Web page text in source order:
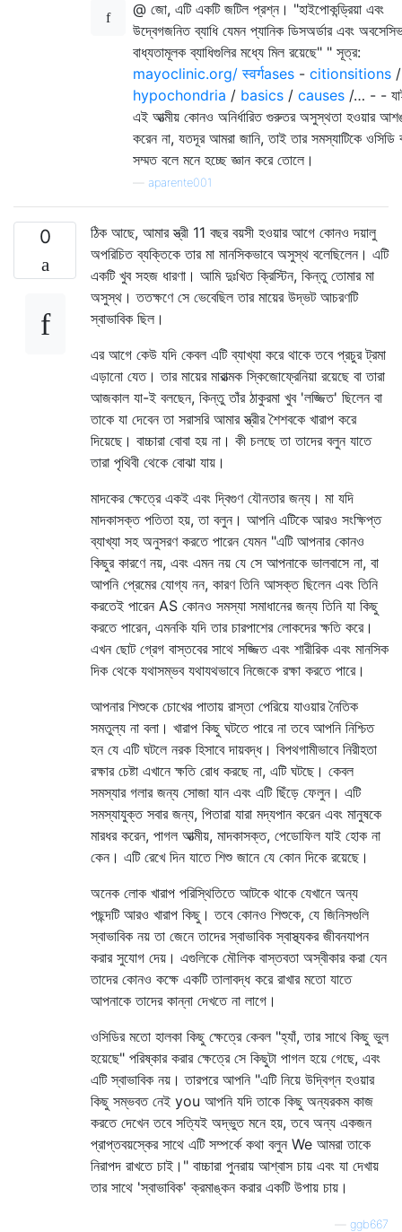
@ জো, এটি একটি জটিল প্রশ্ন। "হাইপোকন্ড্রিয়া এবং
উদ্বেগজনিত ব্যাধি যেমন প্যানিক ডিসঅর্ডার এবং
বাধ্যতামূলক ব্যাধিগুলির মধ্যে মিল রয়েছে" " সূত্র:
mayoclinic.org/ स्वर्गases - citionsitions /
hypochondria / basics / causes /… - -
এই আত্মীয় কোনও অনির্ধারিত গুরুতর অসুস্থতা হওয়ার
করেন না, যতদূর আমরা জানি, তাই তার সমস্যাটিকে ওসিডি
সম্মত বলে মনে হচ্ছে জ্ঞান করে তোলে।
aparente001
0
ঠিক আছে, আমার স্ত্রী 11 বছর বয়সী হওয়ার আগে কোনও দয়ালু
অপরিচিত ব্যক্তিকে তার মা মানসিকভাবে অসুস্থ বলেছিলেন। এটি
একটি খুব সহজ ধারণা। আমি দুঃখিত ক্রিস্টিন, কিন্তু তোমার মা
অসুস্থ। ততক্ষণে সে ভেবেছিল তার মায়ের উদ্ভট আচরণটি
স্বাভাবিক ছিল।
এর আগে কেউ যদি কেবল এটি ব্যাখ্যা করে থাকে তবে প্রচুর ট্রমা
এড়ানো যেত। তার মায়ের মারাত্মক স্কিজোফ্রেনিয়া রয়েছে বা তারা
আজকাল যা-ই বলছেন, কিন্তু তাঁর ঠাকুরমা খুব 'লজ্জিত' ছিলেন বা
তাকে যা দেবেন তা সরাসরি আমার স্ত্রীর শৈশবকে খারাপ করে
দিয়েছে। বাচ্চারা বোবা হয় না। কী চলছে তা তাদের বলুন যাতে
তারা পৃথিবী থেকে বোঝা যায়।
মাদকের ক্ষেত্রে একই এবং দ্বিগুণ যৌনতার জন্য। মা যদি
মাদকাসক্ত পতিতা হয়, তা বলুন। আপনি এটিকে আরও সংক্ষিপ্ত
ব্যাখ্যা সহ অনুসরণ করতে পারেন যেমন "এটি আপনার কোনও
কিছুর কারণে নয়, এবং এমন নয় যে সে আপনাকে ভালবাসে না, বা
আপনি প্রেমের যোগ্য নন, কারণ তিনি আসক্ত ছিলেন এবং তিনি
করতেই পারেন AS কোনও সমস্যা সমাধানের জন্য তিনি যা কিছু
করতে পারেন, এমনকি যদি তার চারপাশের লোকদের ক্ষতি করে।
এখন ছোট গ্রেগ বাস্তবের সাথে সজ্জিত এবং শারীরিক এবং মানসিক
দিক থেকে যথাসম্ভব যথাযথভাবে নিজেকে রক্ষা করতে পারে।
আপনার শিশুকে চোখের পাতায় রাস্তা পেরিয়ে যাওয়ার নৈতিক
সমতুল্য না বলা। খারাপ কিছু ঘটতে পারে না তবে আপনি নিশ্চিত
হন যে এটি ঘটলে নরক হিসাবে দায়বদ্ধ। বিপথগামীভাবে নিরীহতা
রক্ষার চেষ্টা এখানে ক্ষতি রোধ করছে না, এটি ঘটছে। কেবল
সমস্যার গলার জন্য সোজা যান এবং এটি ছিঁড়ে ফেলুন। এটি
সমস্যাযুক্ত সবার জন্য, পিতারা যারা মদ্যপান করেন এবং মানুষকে
মারধর করেন, পাগল আত্মীয়, মাদকাসক্ত, পেডোফিল যাই হোক না
কেন। এটি রেখে দিন যাতে শিশু জানে যে কোন দিকে রয়েছে।
অনেক লোক খারাপ পরিস্থিতিতে আটকে থাকে যেখানে অন্য
পছন্দটি আরও খারাপ কিছু। তবে কোনও শিশুকে, যে জিনিসগুলি
স্বাভাবিক নয় তা জেনে তাদের স্বাভাবিক স্বাস্থ্যকর জীবনযাপন
করার সুযোগ দেয়। এগুলিকে মৌলিক বাস্তবতা অস্বীকার করা যেন
তাদের কোনও কক্ষে একটি তালাবদ্ধ করে রাখার মতো যাতে
আপনাকে তাদের কান্না দেখতে না লাগে।
ওসিডির মতো হালকা কিছু ক্ষেত্রে কেবল "হ্যাঁ, তার সাথে কিছু ভুল
হয়েছে" পরিষ্কার করার ক্ষেত্রে সে কিছুটা পাগল হয়ে গেছে, এবং
এটি স্বাভাবিক নয়। তারপরে আপনি "এটি নিয়ে উদ্বিগ্ন হওয়ার
কিছু সম্ভবত নেই you আপনি যদি তাকে কিছু অন্যরকম কাজ
করতে দেখেন তবে সত্যিই অদ্ভুত মনে হয়, তবে অন্য একজন
প্রাপ্তবয়স্কের সাথে এটি সম্পর্কে কথা বলুন We আমরা তাকে
নিরাপদ রাখতে চাই।" বাচ্চারা পুনরায় আশ্বাস চায় এবং যা দেখায়
তার সাথে 'স্বাভাবিক' ক্রমাঙ্কন করার একটি উপায় চায়।
ggb667